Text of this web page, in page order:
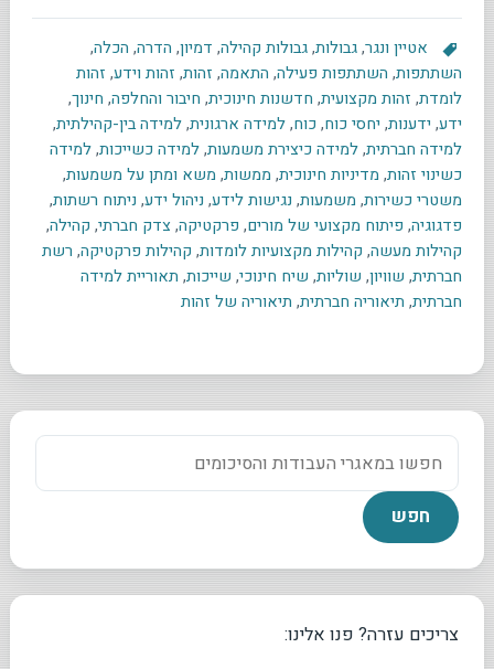
אטיין ונגר,גבולות,גבולות קהילה, דמיון, הדרה, הכלה,
השתתפות, השתתפות פעילה, התאמה, זהות, זהות וידע, זהות
לומדת, זהות מקצועית, חדשנות חינוכית, חיבור והחלפה, חינוך,
ידע, ידענות, יחסי כוח, כוח,למידה ארגונית,למידה בין-קהילתית,
למידה חברתית,למידה כיצירת משמעות,למידה כשייכות,למידה
כשינוי זהות, מדיניות חינוכית, ממשות, משא ומתן על משמעות,
משטרי כשירות, משמעות, נגישות לידע, ניהול ידע, ניתוח רשתות,
פדגוגיה, פיתוח מקצועי של מורים, פרקטיקה,צדק חברתי, קהילה,
קהילות מעשה, קהילות מקצועיות לומדות, קהילות פרקטיקה, רשת
חברתית, שוויון, שוליות, שיח חינוכי, שייכות, תאוריית למידה
חברתית, תיאוריה חברתית, תיאוריה של זהות
צריכים עזרה? פנו אלינו: